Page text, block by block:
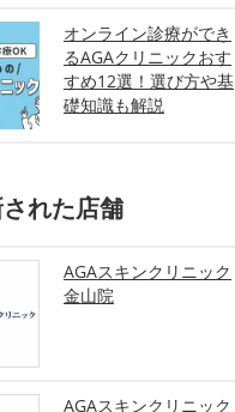
オンライン診療ができ
るAGAクリニックおす
すめ12選！選び方や基
礎知識も解説
れた店舗
AGAスキンクリニック
金山院
AGAスキンクリニック